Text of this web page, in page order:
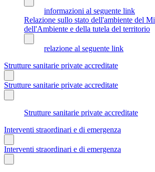
informazioni al seguente link
Relazione sullo stato dell'ambiente del
dell'Ambiente e della tutela del territorio
relazione al seguente link
Strutture sanitarie private accreditate
Strutture sanitarie private accreditate
Strutture sanitarie private accreditate
Interventi straordinari e di emergenza
Interventi straordinari e di emergenza